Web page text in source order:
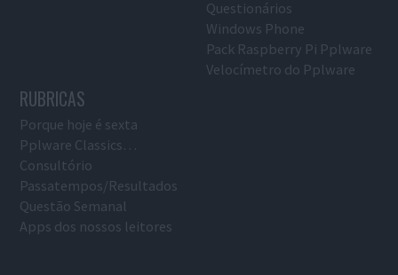
Questionários
Windows Phone
Pack Raspberry Pi Pplware
Velocímetro do Pplware
RUBRICAS
Porque hoje é sexta
Pplware Classics…
Consultório
Passatempos/Resultados
Questão Semanal
Apps dos nossos leitores